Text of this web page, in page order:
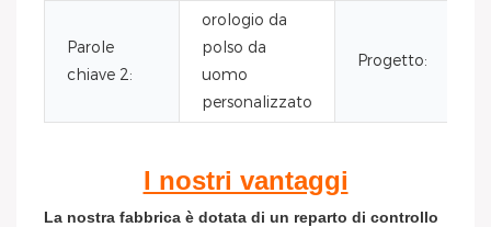
Parole
chiave 2:
orologio da
polso da
uomo
personalizzato
Progetto:
I nostri vantaggi
La nostra fabbrica è dotata di un reparto di controllo